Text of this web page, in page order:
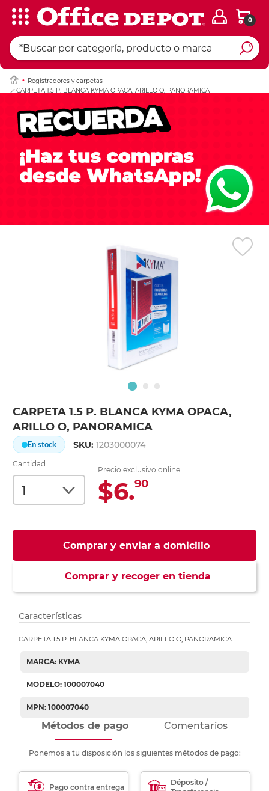
0
Registradores y carpetas
CARPETA 1.5 P. BLANCA KYMA OPACA, ARILLO O, PANORAMICA
CARPETA 1.5 P. BLANCA KYMA OPACA,
ARILLO O, PANORAMICA
En stock SKU:1203000074
Cantidad
Precio exclusivo online:
$6.90
Comprar y enviar a domicilio
Comprar y recoger en tienda
Ingresar Codigo
Características
CARPETA 1.5 P. BLANCA KYMA OPACA, ARILLO O, PANORAMICA
MARCA: KYMA
MODELO: 100007040
MPN: 100007040
Métodos de pago Comentarios
Ponemos a tu disposición los siguientes métodos de pago:
Pago contra entrega
Déposito /